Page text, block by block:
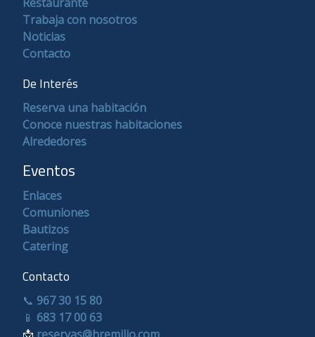
Trabaja con nosotros
Noticias
Contacto
De Interés
Reserva una habitación
Conoce nuestras habitaciones
Alrededores
Eventos
Enlaces
Comuniones
Bautizos
Catering
Contacto
📞 967 30 15 80
📱 683 17 00 63